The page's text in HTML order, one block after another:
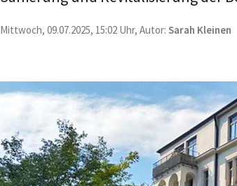
Mittwoch, 09.07.2025, 15:02 Uhr, Autor: Sarah Kleinen